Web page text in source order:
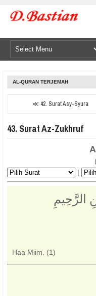
AL-QURAN TERJEMAH
≪ 42. Surat Asy-Syura
43. Surat Az-Zukhruf
|
الرَّحِيمِ
Haa Miim. (1)